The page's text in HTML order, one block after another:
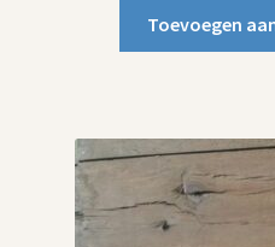
Toevoegen